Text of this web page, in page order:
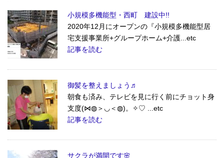
小規模多機能型・西町 建設中!!
2020年12月にオープンの『小規模多機能型居
宅支援事業所+グループホーム+介護...etc
記事を読む
御髪を整えましょう♬
朝食も済み、テレビを見に行く前にチョット身
支度(⋈◍＞◡＜◍)。✧♡ ...etc
記事を読む
サクラが満開です🌸